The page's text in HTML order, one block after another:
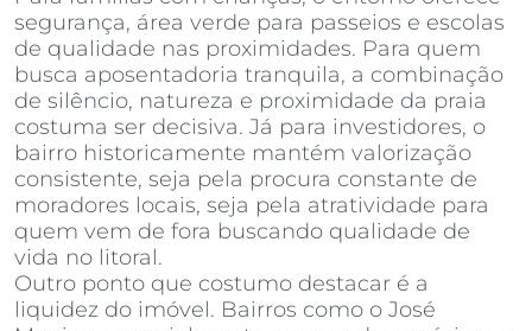
segurança, área verde para passeios e escolas
de qualidade nas proximidades. Para quem
busca aposentadoria tranquila, a combinação
de silêncio, natureza e proximidade da praia
costuma ser decisiva. Já para investidores, o
bairro historicamente mantém valorização
consistente, seja pela procura constante de
moradores locais, seja pela atratividade para
quem vem de fora buscando qualidade de
vida no litoral.
Outro ponto que costumo destacar é a
liquidez do imóvel. Bairros como o José